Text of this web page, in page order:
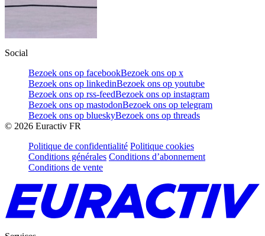
Social
Bezoek ons op facebookBezoek ons op x
Bezoek ons op linkedinBezoek ons op youtube
Bezoek ons op rss-feedBezoek ons op instagram
Bezoek ons op mastodonBezoek ons op telegram
Bezoek ons op blueskyBezoek ons op threads
© 2026 Euractiv FR
Politique de confidentialité Politique cookies
Conditions générales Conditions d’abonnement
Conditions de vente